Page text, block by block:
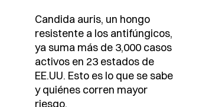
Candida auris, un hongo
resistente a los antifúngicos,
ya suma más de 3,000 casos
activos en 23 estados de
EE.UU. Esto es lo que se sabe
y quiénes corren mayor
riesgo.